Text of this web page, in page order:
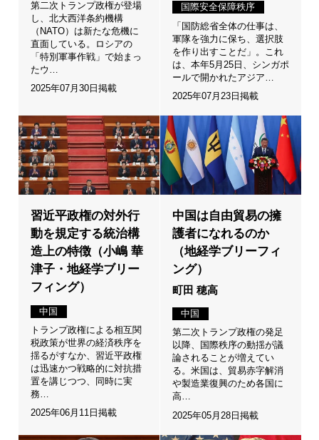
第二次トランプ政権が登場
し、北大西洋条約機構
（NATO）は新たな危機に
直面している。ロシアの
「特別軍事作戦」で始まっ
たウ…
2025年07月30日掲載
国際安全保障秩序
「国防総省全体の仕事は、
軍隊を強力に保ち、選択肢
を作り出すことだ」。これ
は、本年5月25日、シンガポ
ールで開かれたアジア…
2025年07月23日掲載
習近平政権の対外行
動を規定する統治構
造上の特徴（小嶋 華
津子・地経学ブリー
フィング）
中国
トランプ政権による相互関
税政策が世界の経済秩序を
揺るがすなか、習近平政権
は迅速かつ戦略的に対抗措
置を講じつつ、同時に実
務…
2025年06月11日掲載
中国は自由貿易の擁
護者になれるのか
（地経学ブリーフィ
ング）
町田 穂高
中国
第二次トランプ政権の発足
以降、国際秩序の動揺が議
論されることが増えてい
る。米国は、貿易赤字解消
や製造業復興のため各国に
高…
2025年05月28日掲載